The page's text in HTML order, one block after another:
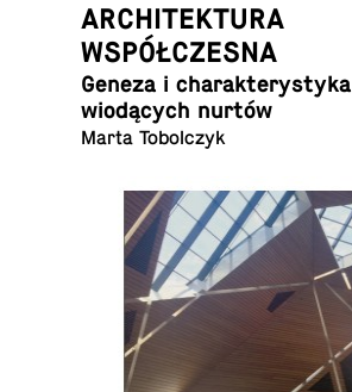
ARCHITEKTURA
WSPÓŁCZESNA
Geneza i charak­terystyka
wiodących nurtów
Marta Tobolczyk